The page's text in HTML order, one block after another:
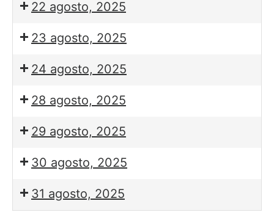
22 agosto, 2025
23 agosto, 2025
24 agosto, 2025
28 agosto, 2025
29 agosto, 2025
30 agosto, 2025
31 agosto, 2025